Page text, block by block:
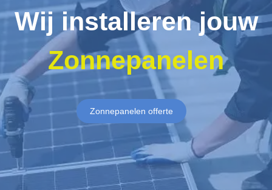
Wij installeren jouw
Zonnepanelen
Zonnepanelen offerte